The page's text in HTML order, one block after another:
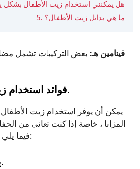
4. هل يمكنني استخدام زيت الأطفال بشكل
5. ما هي بدائل زيت الأطفال؟
- فيتامين هـ: بعض التركيبات تشمل
فوائد استخدام زيت الأطفال لللحية.
يمكن أن يوفر استخدام زيت
المزايا ، خاصة إذا كنت تعاني من
فيما يلي بعض الفوائد الرئيسية:
يرطب شعر اللحية.